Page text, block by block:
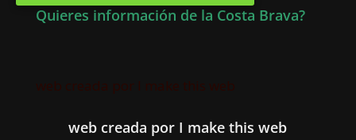
Quieres información de la Costa Brava?
web creada por I make this web